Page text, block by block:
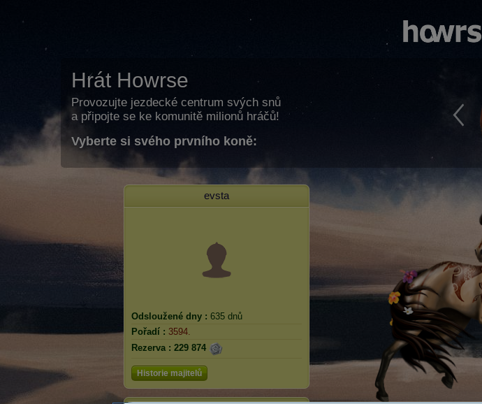
Hrát Howrse
Provozujte jezdecké centrum svých snů
a připojte se ke komunitě milionů hráčů!
Vyberte si svého prvního koně:
evsta
Odsloužené dny : 635 dnů
Pořadí : 3594.
Rezerva : 229 874
Historie majitelů